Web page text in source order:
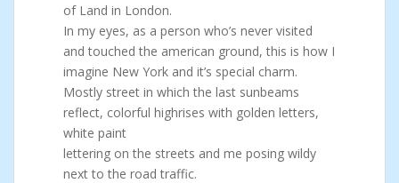
of Land in London.
In my eyes, as a person who’s never visited
and touched the american ground, this is how I
imagine New York and it’s special charm.
Mostly street in which the last sunbeams
reflect, colorful highrises with golden letters,
white paint
lettering on the streets and me posing wildy
next to the road traffic.